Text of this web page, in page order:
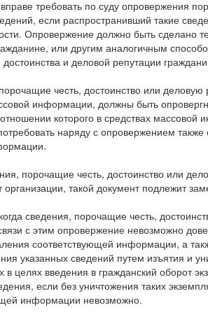
требовать по суду опровержения
если распространивший такие
Опровержение должно быть сделано
или другим аналогичным
и деловой репутации
честь, достоинство или
информации, должны быть
которого в средствах
наряду с опровержением также
порочащие честь, достоинство или
такой документ подлежит
сведения, порочащие честь,
с этим опровержение невозможно
соответствующей информации, а
указанных сведений путем изъятия и
в целях введения в гражданский оборот
если без уничтожения таких
информации невозможно.